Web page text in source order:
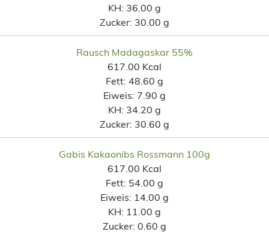
KH: 36.00 g
Zucker: 30.00 g
Rausch Madagaskar 55%
617.00 Kcal
Fett: 48.60 g
Eiweis: 7.90 g
KH: 34.20 g
Zucker: 30.60 g
Gabis Kakaonibs Rossmann 100g
617.00 Kcal
Fett: 54.00 g
Eiweis: 14.00 g
KH: 11.00 g
Zucker: 0.60 g